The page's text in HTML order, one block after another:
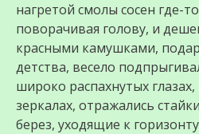
нагретой смолы сосен где-
поворачивая голову, и
красными камушками,
детства, весело
широко распахнутых
зеркалах, отражались
берез, уходящие к